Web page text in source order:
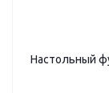
Настольный